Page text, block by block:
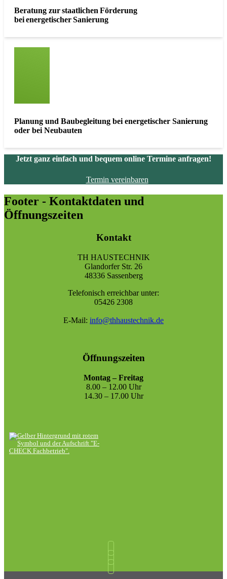
Beratung zur staatlichen Förderung
bei energetischer Sanierung
Planung und Baubegleitung bei energetischer Sanierung
oder bei Neubauten
Jetzt ganz einfach und bequem online Termine anfragen!
Termin vereinbaren
Footer - Kontaktdaten und
Öffnungszeiten
Kontakt
TH HAUSTECHNIK
Glandorfer Str. 26
48336 Sassenberg
Telefonisch erreichbar unter:
05426 2308
E-Mail: info@thhaustechnik.de
Öffnungszeiten
Montag – Freitag
8.00 – 12.00 Uhr
14.30 – 17.00 Uhr